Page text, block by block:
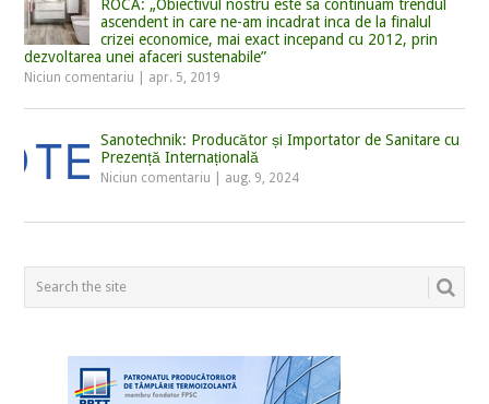
ROCA: „Obiectivul nostru este sa continuam trendul
ascendent in care ne-am incadrat inca de la finalul
crizei economice, mai exact incepand cu 2012, prin
dezvoltarea unei afaceri sustenabile”
Niciun comentariu apr. 5, 2019
Sanotechnik: Producător și Importator de Sanitare cu
Prezență Internațională
Niciun comentariu aug. 9, 2024